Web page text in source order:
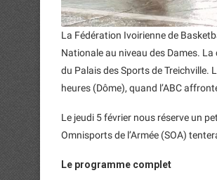
La Fédération Ivoirienne de
Nationale au niveau des Dames.
du Palais des Sports de Treichville.
heures (Dôme), quand l’ABC
Le jeudi 5 février nous réserve un
Omnisports de l’Armée (SOA)
Le programme complet